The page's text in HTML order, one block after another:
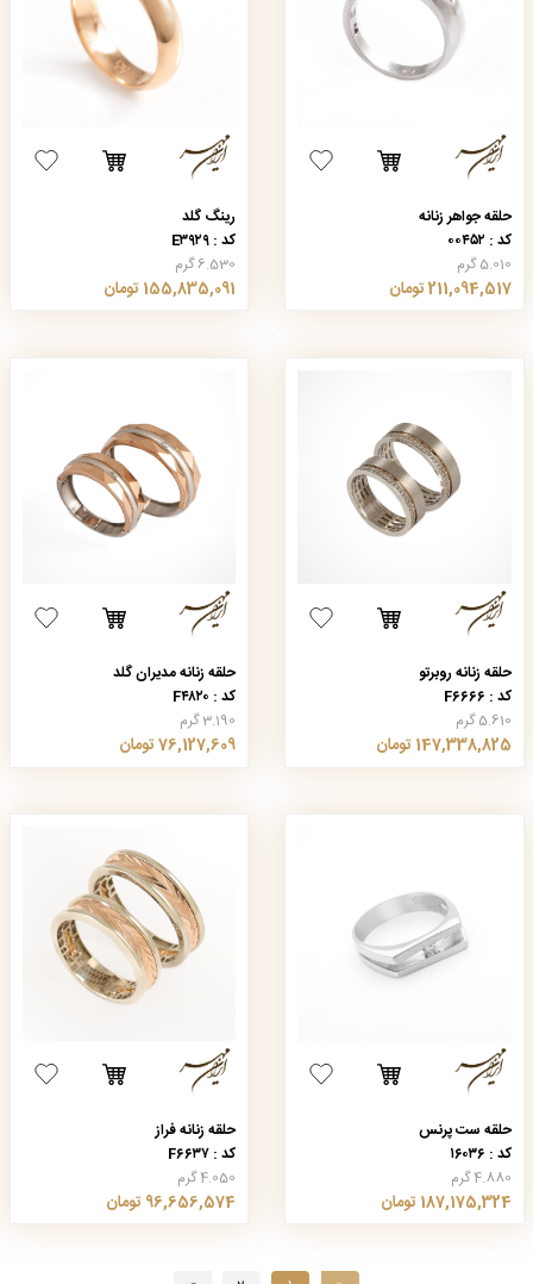
حلقه جواهر زنانه
کد : ۰۰۴۵۲
5.010 گرم
211,094,517 تومان
رینگ گلد
کد : E۳۹۲۹
6.530 گرم
155,835,091 تومان
حلقه زنانه روبرتو
کد : F۶۶۶۶
5.610 گرم
147,338,825 تومان
حلقه زنانه مدیران گلد
کد : F۴۸۲۰
3.190 گرم
76,127,609 تومان
حلقه ست پرنس
کد : ۱۶۰۳۶
4.880 گرم
187,175,324 تومان
حلقه زنانه فراز
کد : F۶۶۳۷
4.050 گرم
96,656,574 تومان